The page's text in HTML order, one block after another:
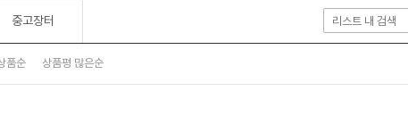
중고장터
품순 상품평 많은순